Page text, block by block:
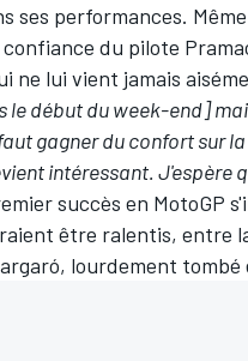
ses performances.
confiance du pilote
ne lui vient jamais
le début du week-end]
gagner du confort sur
intéressant. J'espère
succès en MotoGP
être ralentis, entre
lourdement tombé